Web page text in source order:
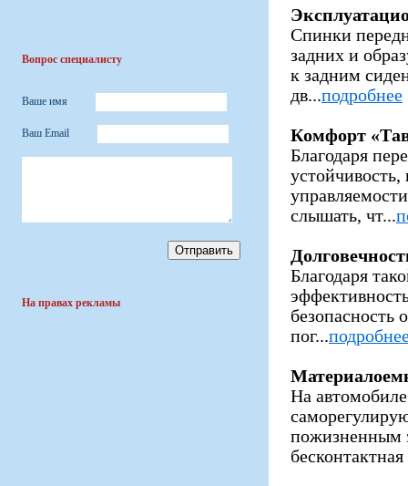
Вопрос специалисту
Ваше имя
Ваш Email
На правах рекламы
Спинки
задних и
к задним
дв...подробнее
Комфорт
Благодаря
слышать, чт...
Благодаря
безопасность
пог...
На
пожизненным
бесконтактная